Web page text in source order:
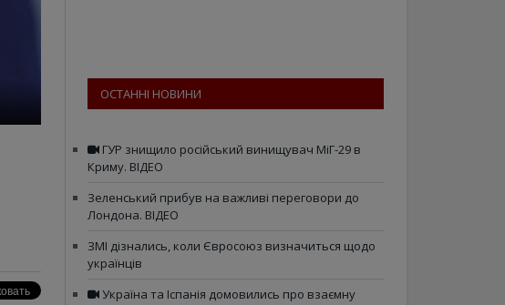
ОСТАННІ НОВИНИ
ГУР знищило російський винищувач МіГ-29 в
Криму. ВІДЕО
Зеленський прибув на важливі переговори до
Лондона. ВІДЕО
ЗМІ дізнались, коли Євросоюз визначиться щодо
українців
Україна та Іспанія домовились про взаємну